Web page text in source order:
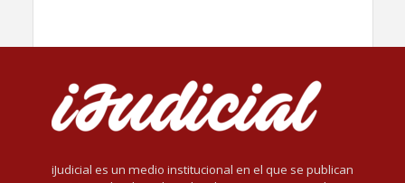
iJudicial es un medio institucional en el que se publican